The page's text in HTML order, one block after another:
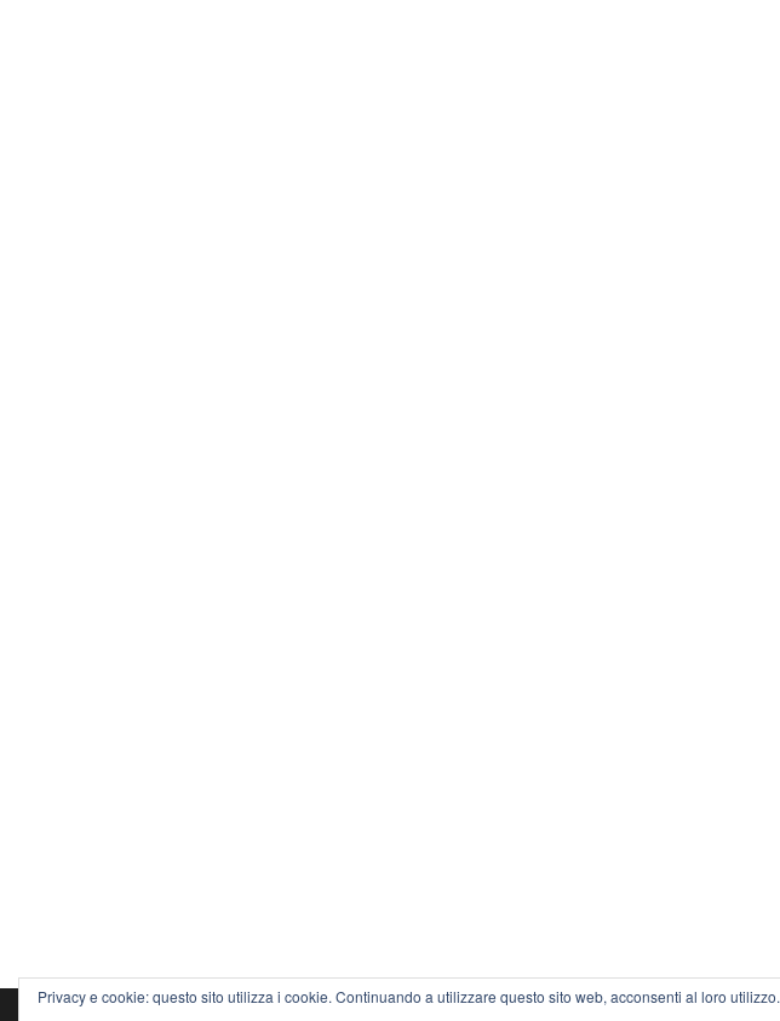
Privacy e cookie: questo sito utilizza i cookie. Continuando a utilizzare questo sito web, acconsenti al loro utilizzo.